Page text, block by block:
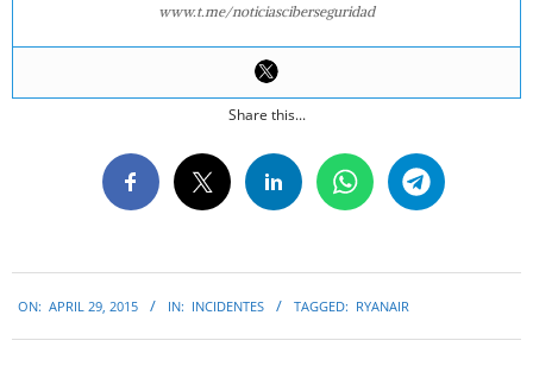
www.t.me/noticiasciberseguridad
Share this...
04-
29
ON: APRIL 29, 2015 IN: INCIDENTES TAGGED: RYANAIR